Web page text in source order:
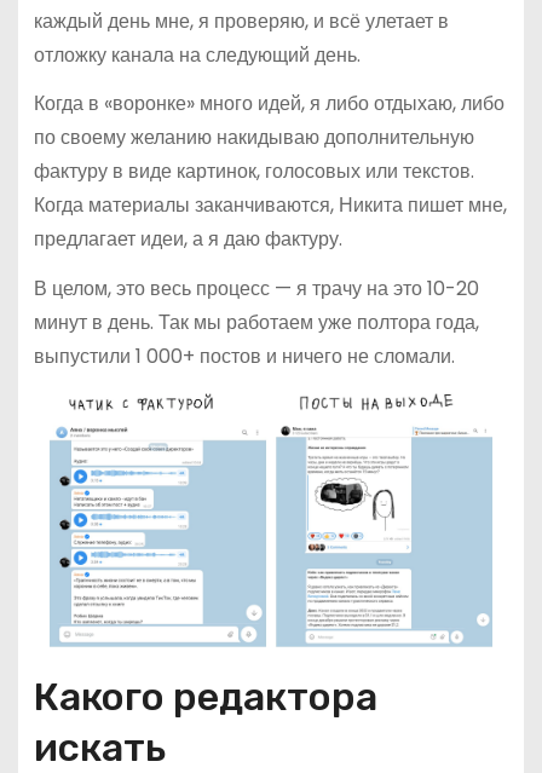
каждый день мне, я проверяю, и всё улетает в
отложку канала на следующий день.
Когда в «воронке» много идей, я либо отдыхаю, либо
по своему желанию накидываю дополнительную
фактуру в виде картинок, голосовых или текстов.
Когда материалы заканчиваются, Никита пишет мне,
предлагает идеи, а я даю фактуру.
В целом, это весь процесс — я трачу на это 10-20
минут в день. Так мы работаем уже полтора года,
выпустили 1 000+ постов и ничего не сломали.
Какого редактора
искать